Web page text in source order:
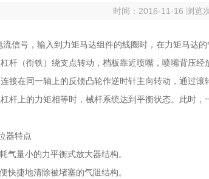
时间：2016-11-16 浏览
流信号，输入到力矩马达组件的线圈时，在力矩马达
杆（衔铁）绕支点转动，档板靠近喷嘴，喷嘴背压
接在同一轴上的反馈凸轮作逆时针主向转动，通过
杆上的力矩相等时，械杆系统达到平衡状态。此时
器特点
气量小的力平衡式放大器结构。
快捷地清除被堵塞的气阻结构。